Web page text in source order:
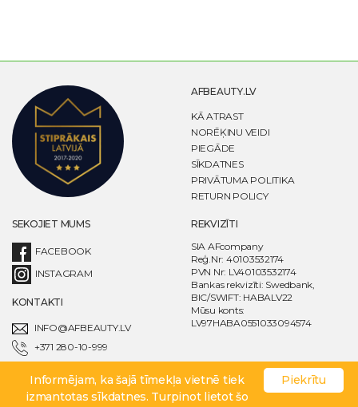
AFBEAUTY.LV
KĀ ATRAST
NORĒĶINU VEIDI
PIEGĀDE
SĪKDATNES
PRIVĀTUMA POLITIKA
RETURN POLICY
SEKOJIET MUMS
FACEBOOK
INSTAGRAM
KONTAKTI
INFO@AFBEAUTY.LV
+371 280-10-999
REKVIZĪTI
SIA AFcompany
Reģ.Nr: 40103532174
PVN Nr: LV40103532174
Bankas rekvizīti: Swedbank,
BIC/SWIFT: HABALV22
Mūsu konts:
LV97HABA0551033094574
© AFcompany 2020. All rights reserved. Powered by AFcompany
Piekrītu
Informējam, ka šajā tīmekļa vietnē tiek
izmantotas sīkdatnes. Turpinot lietot šo